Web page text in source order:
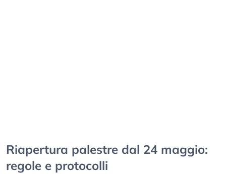
Riapertura palestre dal 24 maggio:
regole e protocolli